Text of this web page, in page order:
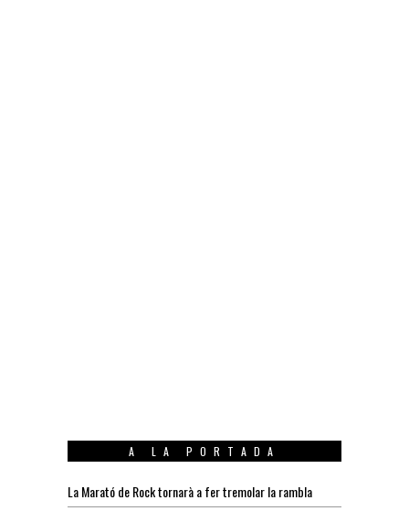
A LA PORTADA
La Marató de Rock tornarà a fer tremolar la rambla